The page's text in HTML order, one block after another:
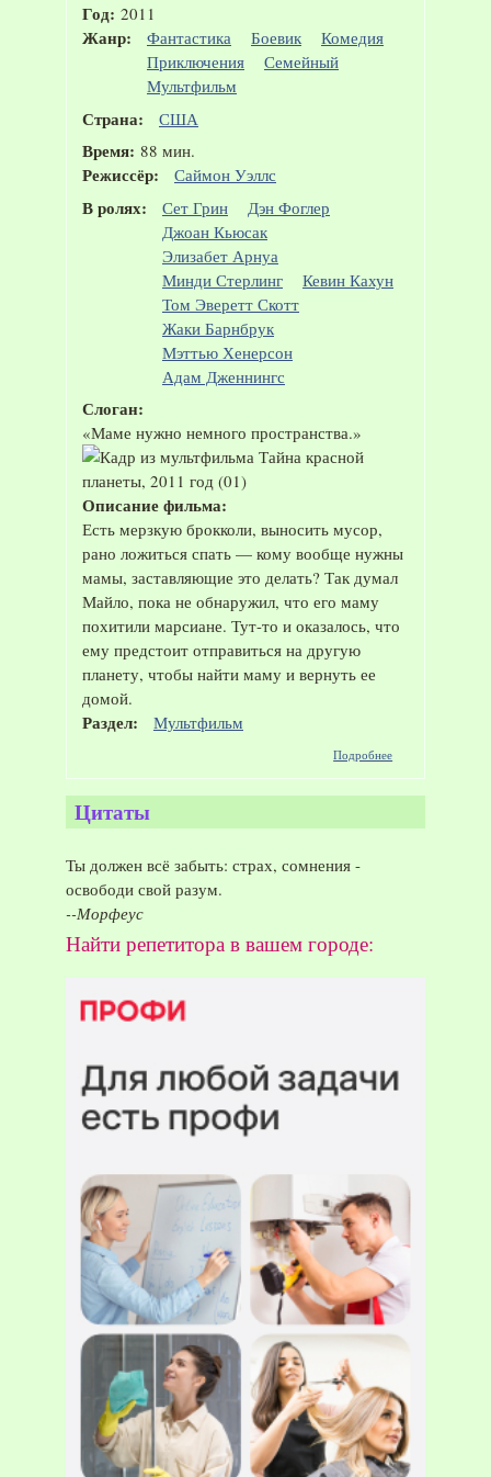
Год: 2011
Жанр: Фантастика Боевик
Комедия
Приключения
Семейный
Мультфильм
Страна: США
Время: 88 мин.
Режиссёр: Саймон Уэллс
В ролях: Сет Грин
Дэн Фоглер
Джоан Кьюсак
Элизабет Арнуа
Минди Стерлинг
Кевин Кахун
Том Эверетт Скотт
Жаки Барнбрук
Мэттью Хенерсон
Адам Дженнингс
Слоган:
«Маме нужно немного пространства.»
Описание фильма:
Есть мерзкую брокколи, выносить мусор,
рано ложиться спать — кому вообще нужны
мамы, заставляющие это делать? Так думал
Майло, пока не обнаружил, что его маму
похитили марсиане. Тут-то и оказалось, что
ему предстоит отправиться на другую
планету, чтобы найти маму и вернуть ее
домой.
Раздел: Мультфильм
Подробнее
Цитаты
Ты должен всё забыть: страх, сомнения -
освободи свой разум.
--Морфеус
Найти репетитора в вашем городе: